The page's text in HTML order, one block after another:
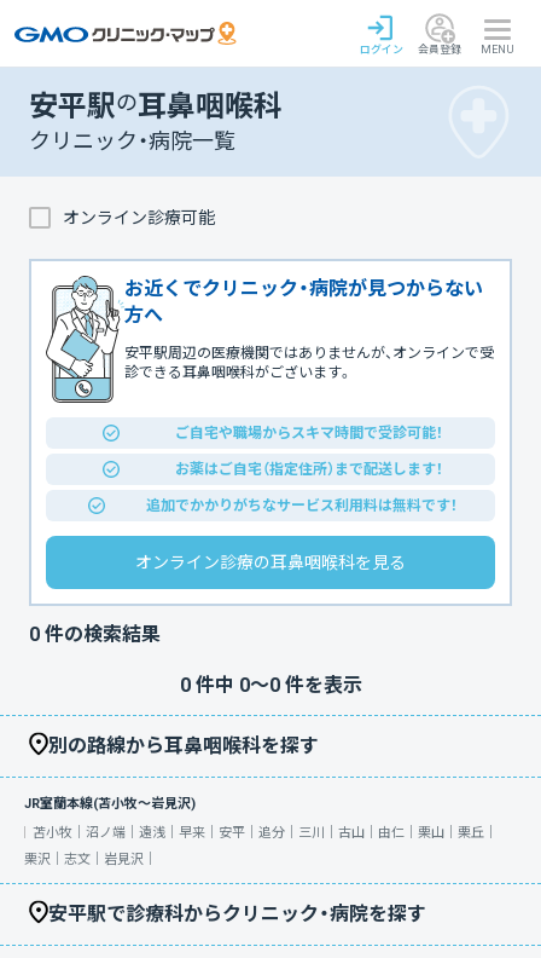
ログイン 会員登録 MENU
安平駅の耳鼻咽喉科
クリニック・病院一覧
オンライン診療可能
お近くでクリニック・病院が見つからない
方へ
安平駅周辺の医療機関ではありませんが、オンラインで受
診できる耳鼻咽喉科がございます。
ご自宅や職場からスキマ時間で受診可能！
お薬はご自宅（指定住所）まで配送します！
追加でかかりがちなサービス利用料は無料です！
オンライン診療の耳鼻咽喉科を見る
0 件の検索結果
0件中 0〜0件を表示
別の路線から耳鼻咽喉科を探す
JR室蘭本線(苫小牧～岩見沢)
苫小牧｜ 沼ノ端｜ 遠浅｜ 早来｜ 安平｜ 追分｜ 三川｜ 古山｜ 由仁｜ 栗山｜ 栗丘｜
栗沢｜ 志文｜ 岩見沢｜
安平駅で診療科からクリニック・病院を探す